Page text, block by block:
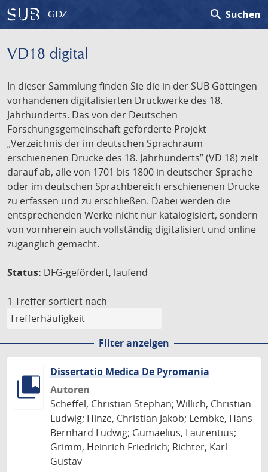
GDZ search Suchen
VD18 digital
In dieser Sammlung finden Sie die in der SUB Göttingen
vorhandenen digitalisierten Druckwerke des 18.
Jahrhunderts. Das von der Deutschen
Forschungsgemeinschaft geförderte Projekt
„Verzeichnis der im deutschen Sprachraum
erschienenen Drucke des 18. Jahrhunderts” (VD 18) zielt
darauf ab, alle von 1701 bis 1800 in deutscher Sprache
oder im deutschen Sprachbereich erschienenen Drucke
zu erfassen und zu erschließen. Dabei werden die
entsprechenden Werke nicht nur katalogisiert, sondern
von vornherein auch vollständig digitalisiert und online
zugänglich gemacht.
Status: DFG-gefördert, laufend
1 Treffer sortiert nach
Filter anzeigen
Dissertatio Medica De Pyromania
Autoren
Scheffel, Christian Stephan; Willich, Christian
Ludwig; Hinze, Christian Jakob; Lembke, Hans
Bernhard Ludwig; Gumaelius, Laurentius;
Grimm, Heinrich Friedrich; Richter, Karl
Gustav